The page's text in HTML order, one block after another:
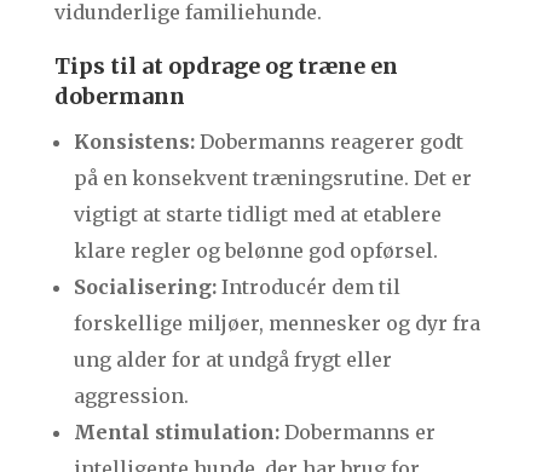
vidunderlige familiehunde.
Tips til at opdrage og træne en
dobermann
Konsistens:Dobermanns reagerer godt
på en konsekvent træningsrutine. Det er
vigtigt at starte tidligt med at etablere
klare regler og belønne god opførsel.
Socialisering:Introducér dem til
forskellige miljøer, mennesker og dyr fra
ung alder for at undgå frygt eller
aggression.
Mental stimulation:Dobermanns er